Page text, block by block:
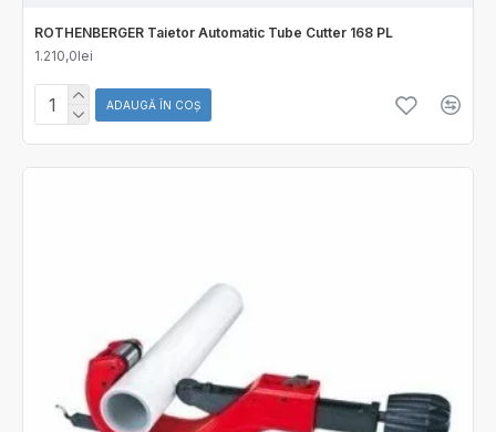
ROTHENBERGER Taietor Automatic Tube Cutter 168 PL
1.210,0lei
ADAUGĂ ÎN COŞ